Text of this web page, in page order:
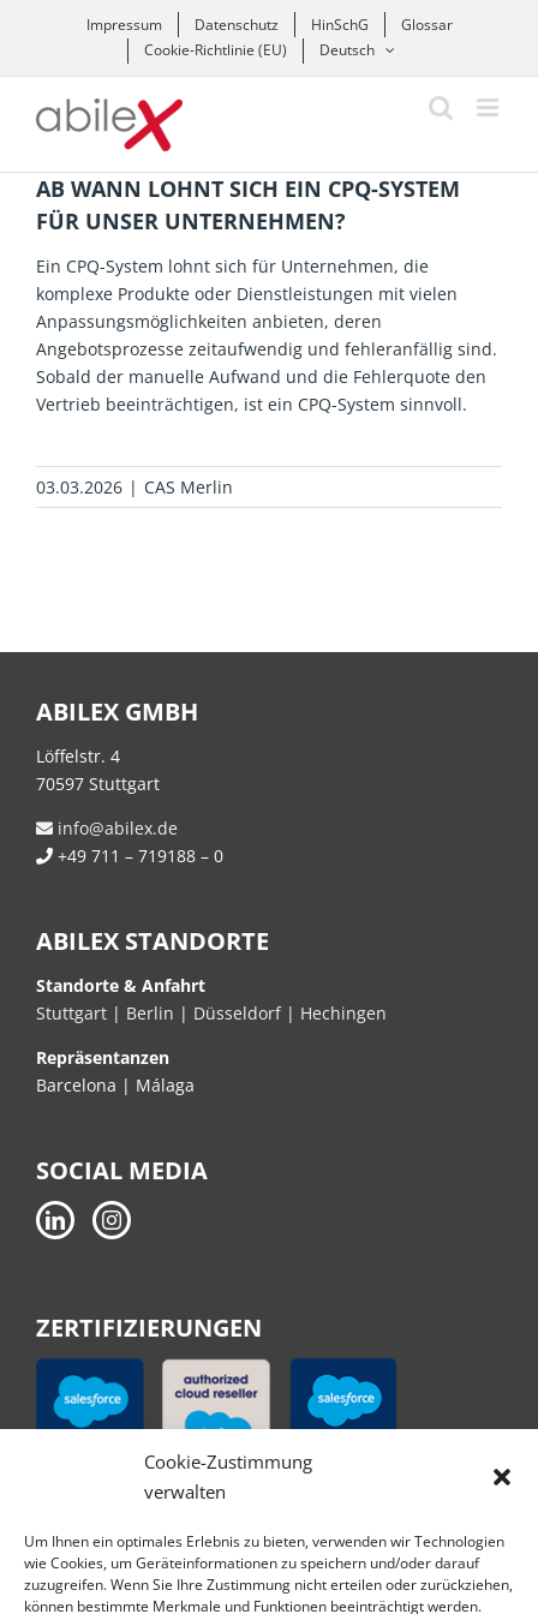
Cookie-Zustimmung
verwalten
Um Ihnen ein optimales Erlebnis zu bieten, verwenden wir Technologien
wie Cookies, um Geräteinformationen zu speichern und/oder darauf
zuzugreifen. Wenn Sie Ihre Zustimmung nicht erteilen oder zurückziehen,
können bestimmte Merkmale und Funktionen beeinträchtigt werden.
Impressum Datenschutz HinSchG
Glossar
Cookie-Richtlinie (EU)
Deutsch
AB WANN LOHNT SICH EIN CPQ-SYSTEM
FÜR UNSER UNTERNEHMEN?
Ein CPQ-System lohnt sich für Unternehmen, die
komplexe Produkte oder Dienstleistungen mit vielen
Anpassungsmöglichkeiten anbieten, deren
Angebotsprozesse zeitaufwendig und fehleranfällig sind.
Sobald der manuelle Aufwand und die Fehlerquote den
Vertrieb beeinträchtigen, ist ein CPQ-System sinnvoll.
03.03.2026 | CAS Merlin
ABILEX GMBH
Löffelstr. 4
70597 Stuttgart
info@abilex.de
+49 711 – 719188 – 0
ABILEX STANDORTE
Standorte & Anfahrt
Stuttgart | Berlin | Düsseldorf | Hechingen
Repräsentanzen
Barcelona | Málaga
SOCIAL MEDIA
ZERTIFIZIERUNGEN